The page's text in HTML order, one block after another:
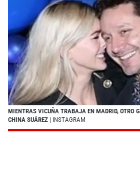
MIENTRAS VICUÑA TRABAJA EN MADRID, OTRO
CHINA SUÁREZ | INSTAGRAM